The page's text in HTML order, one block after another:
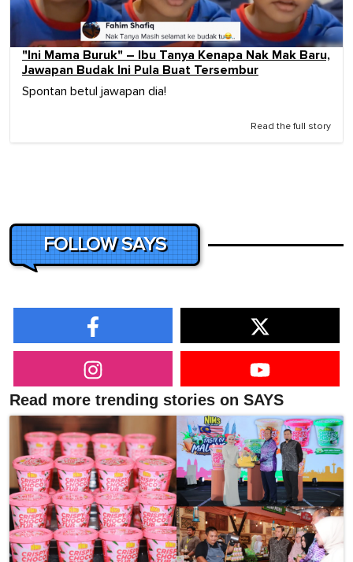
"Ini Mama Buruk" – Ibu Tanya Kenapa Nak Mak Baru,
Jawapan Budak Ini Pula Buat Tersembur
Spontan betul jawapan dia!
Read the full story
FOLLOW SAYS
Read more trending stories on SAYS